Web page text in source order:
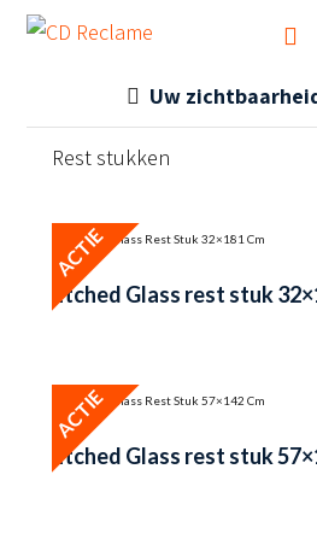
Uw
Rest stukken
ACTIE
Etched Glass rest stuk
ACTIE
Etched Glass rest stuk